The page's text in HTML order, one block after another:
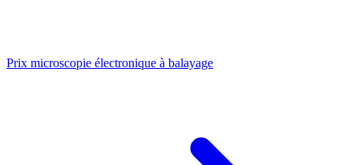
Prix microscopie électronique à balayage